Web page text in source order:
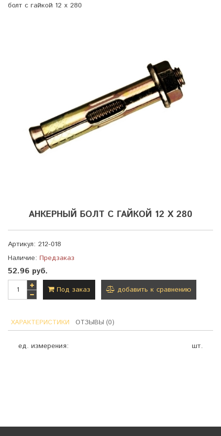
болт с гайкой 12 х 280
АНКЕРНЫЙ БОЛТ С ГАЙКОЙ 12 Х 280
Артикул: 212-018
Наличие: Предзаказ
52.96 руб.
Под заказ добавить к сравнению
ХАРАКТЕРИСТИКИ ОТЗЫВЫ (0)
ед. измерения: шт.